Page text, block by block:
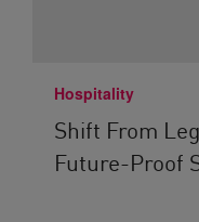
Hospitality
Shift From
Future-Proof